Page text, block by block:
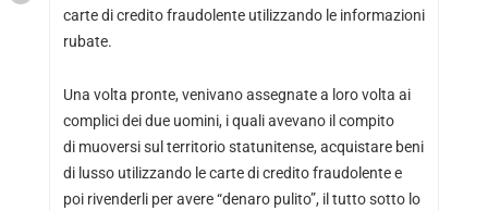
carte di credito fraudolente utilizzando le informazioni
rubate.
Una volta pronte, venivano assegnate a loro volta ai
complici dei due uomini, i quali avevano il compito
di muoversi sul territorio statunitense, acquistare beni
di lusso utilizzando le carte di credito fraudolente e
poi rivenderli per avere “denaro pulito”, il tutto sotto lo